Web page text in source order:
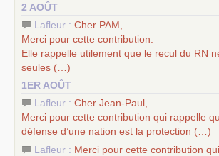
d’Europe
–lescinq chantiers pour contribuer au
communiste
2 AOÛT
Lafleur : Cher PAM
Merci pour cette contribution.
Elle rappelle utilement que le recul du RN
seules (…)
1ER AOÛT
Lafleur : Cher Jean-Paul,
Merci pour cette contribution qui rappelle
défense d’une nation est la protection (…)
Lafleur : Merci pour cette contribution